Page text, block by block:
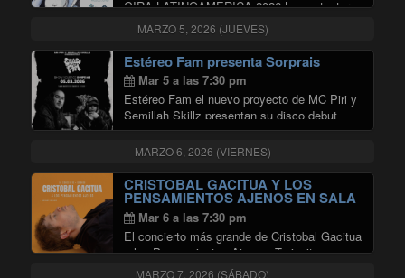
GIRA LATINOAMERICA 2026 La cantautora
e intérprete argentina Clara Cantore se
reencontrará con su público chileno en Sala
Master para repasar, junto a invitados
sorpresa, canciones de sus últimos discos y
…Continuar leyendo"CLARA CANTORE EN SALA
MARZO 5, 2026 (JUEVES)
Estéreo Fam presenta Sorprais
Mar 5 a las 7:30 pm
Estéreo Fam el nuevo proyecto de MC Piri y
Semillah Skillz presentan su disco debut
SORPRAIS. Un disco con la clásica mezcla
de hip hop reggae que caracteriza a estos
artistas nacionales. El disco cuenta …
Continuar leyendo"Estéreo Fam presenta Sorprais"
MARZO 6, 2026 (VIERNES)
CRISTOBAL GACITUA Y LOS
PENSAMIENTOS AJENOS EN SALA
MASTER
Mar 6 a las 7:30 pm
El concierto más grande de Cristobal Gacitua
y los Pensamientos Ajenos. Te invitamos a
ser parte de esta experiencia única, donde el
MARZO 7, 2026 (SÁBADO)